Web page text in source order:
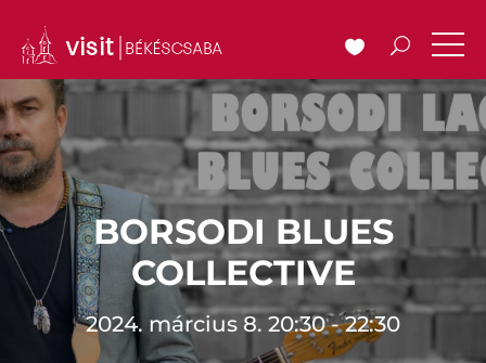
BORSODI BLUES
COLLECTIVE
2024. március 8. 20:30 - 22:30